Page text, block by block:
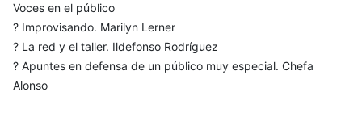
Voces en el público
? Improvisando. Marilyn Lerner
? La red y el taller. Ildefonso Rodríguez
? Apuntes en defensa de un público muy especial. Chefa
Alonso